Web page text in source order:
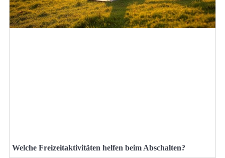
Welche Freizeitaktivitäten helfen beim Abschalten?